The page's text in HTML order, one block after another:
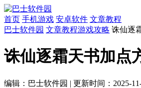
首页 手机游戏 安卓软件 文章教程
巴士软件园 文章教程游戏攻略 诛仙逐
诛仙逐霜天书加点
编辑：巴士软件园 | 更新时间：2025-